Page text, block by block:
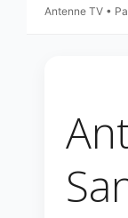
Antenne TV •